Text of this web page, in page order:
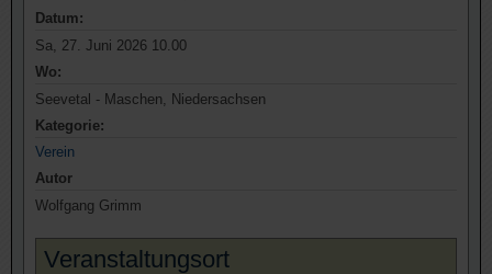
Datum:
Sa, 27. Juni 2026 10.00
Wo:
Seevetal - Maschen, Niedersachsen
Kategorie:
Verein
Autor
Wolfgang Grimm
Veranstaltungsort